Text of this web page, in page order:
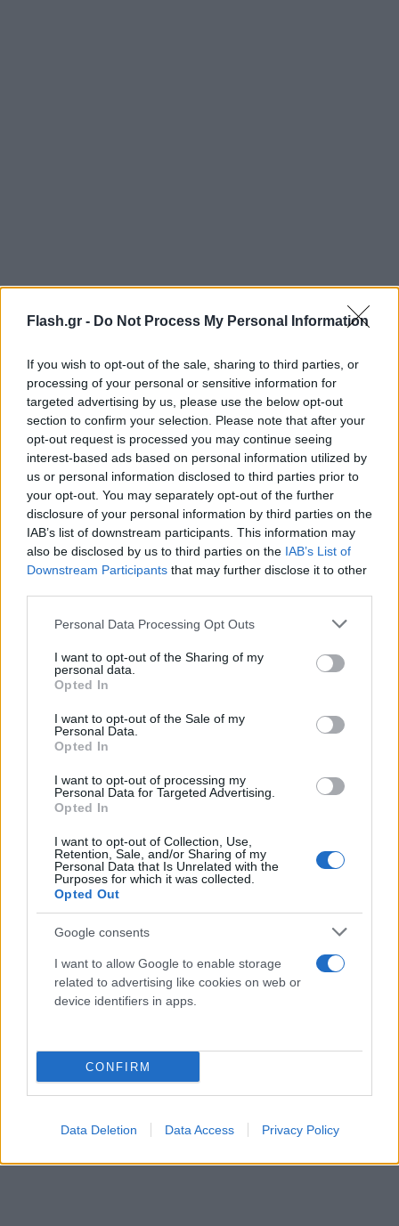
Flash.gr - Do Not Process My Personal Information
If you wish to opt-out of the sale, sharing to third parties, or
processing of your personal or sensitive information for
targeted advertising by us, please use the below opt-out
section to confirm your selection. Please note that after your
opt-out request is processed you may continue seeing
interest-based ads based on personal information utilized by
us or personal information disclosed to third parties prior to
your opt-out. You may separately opt-out of the further
disclosure of your personal information by third parties on the
IAB’s list of downstream participants. This information may
also be disclosed by us to third parties on the IAB’s List of
Downstream Participants that may further disclose it to other
Please note that this website/app uses one or more Google
not limited to your visit or usage behaviour. You may click to
grant or deny consent to Google and its third-party tags to
use your data for below specified purposes in below Google
consent section.
Personal Data Processing Opt Outs
I want to opt-out of the Sharing of my
personal data.
Opted In
I want to opt-out of the Sale of my
Personal Data.
Opted In
I want to opt-out of processing my
Personal Data for Targeted Advertising.
Opted In
I want to opt-out of Collection, Use,
Retention, Sale, and/or Sharing of my
Personal Data that Is Unrelated with the
Purposes for which it was collected.
Opted Out
Google consents
I want to allow Google to enable storage
related to advertising like cookies on web or
device identifiers in apps.
CONFIRM
Data Deletion Data Access Privacy Policy
Αν αναλογιστεί κανείς τις απολαβές του
Νιγηριανού ποδοσφαιριστή, το ποσό μοιάζει
αμελητέο. Ο Οσιμέν όταν αγωνιζόταν στην Νάπολι
είχε ένα συμβόλαιο του ύψους των10.000.000
ετησίωςενώ τώρα στην Γαλατάσαραϊ οι ετήσιες
απολαβές του ξεπερνούν τα
η μήνυση κατατέθηκε στο αστυνομικό τμήμα των
Καραμπινιέρων στο Κρεσεντσάγκο, ενώ αξίζει να
αναφέρουμε πως ο επιθετικός εθεάθη ένα μήνα
Lamborghini.